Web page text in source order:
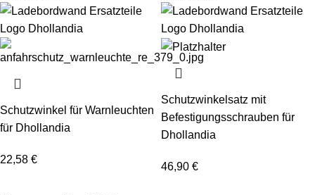
Schutzwinkel für Warnleuchten
für Dhollandia
22,58 €
Schutzwinkelsatz mit
Befestigungsschrauben für
Dhollandia
46,90 €